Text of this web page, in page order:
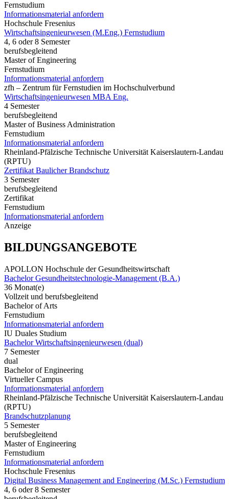
Fernstudium
Informationsmaterial anfordern
Hochschule Fresenius
Wirtschaftsingenieurwesen (M.Eng.) Fernstudium
4, 6 oder 8 Semester
berufsbegleitend
Master of Engineering
Fernstudium
Informationsmaterial anfordern
zfh – Zentrum für Fernstudien im Hochschulverbund
Wirtschaftsingenieurwesen MBA Eng.
4 Semester
berufsbegleitend
Master of Business Administration
Fernstudium
Informationsmaterial anfordern
Rheinland-Pfälzische Technische Universität Kaiserslautern-Landau
(RPTU)
Zertifikat Baulicher Brandschutz
3 Semester
berufsbegleitend
Zertifikat
Fernstudium
Informationsmaterial anfordern
Anzeige
BILDUNGSANGEBOTE
APOLLON Hochschule der Gesundheitswirtschaft
Bachelor Gesundheitstechnologie-Management (B.A.)
36 Monat(e)
Vollzeit und berufsbegleitend
Bachelor of Arts
Fernstudium
Informationsmaterial anfordern
IU Duales Studium
Bachelor Wirtschaftsingenieurwesen (dual)
7 Semester
dual
Bachelor of Engineering
Virtueller Campus
Informationsmaterial anfordern
Rheinland-Pfälzische Technische Universität Kaiserslautern-Landau
(RPTU)
Brandschutzplanung
5 Semester
berufsbegleitend
Master of Engineering
Fernstudium
Informationsmaterial anfordern
Hochschule Fresenius
Digital Business Management and Engineering (M.Sc.) Fernstudium
4, 6 oder 8 Semester